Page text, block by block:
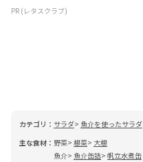
PR (レタスクラブ)
カテゴリ： サラダ 魚介を使ったサラダ
主な食材： 野菜 根菜
大根
魚介
魚介缶詰 帆立水煮缶